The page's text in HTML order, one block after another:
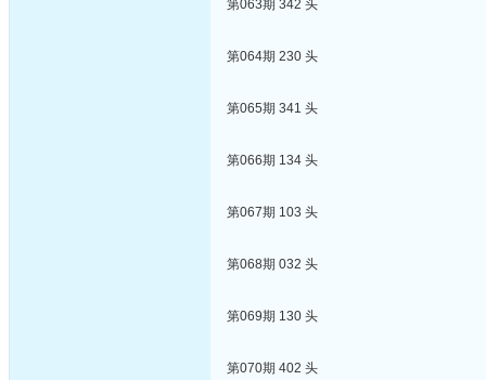
第063期 342 头
第064期 230 头
第065期 341 头
第066期 134 头
第067期 103 头
第068期 032 头
第069期 130 头
第070期 402 头